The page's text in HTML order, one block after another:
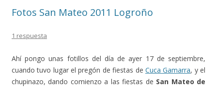
Fotos San Mateo 2011 Logroño
1 respuesta
Ahí pongo unas fotillos del día de ayer 17 de septiembre,
cuando tuvo lugar el pregón de fiestas de Cuca Gamarra, y el
chupinazo, dando comienzo a las fiestas de San Mateo de